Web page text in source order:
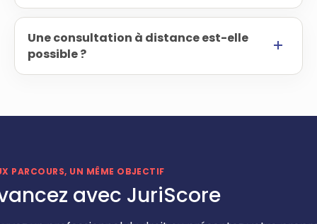
Une consultation à distance est-elle
possible ?
PARCOURS, UN MÊME OBJECTIF
avec JuriScore